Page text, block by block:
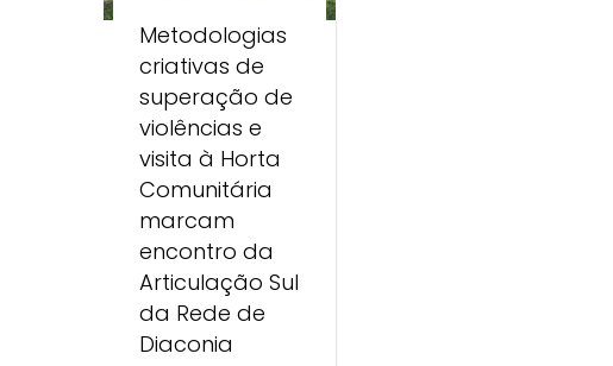
Metodologias
criativas de
superação de
violências e
visita à Horta
Comunitária
marcam
encontro da
Articulação Sul
da Rede de
Diaconia